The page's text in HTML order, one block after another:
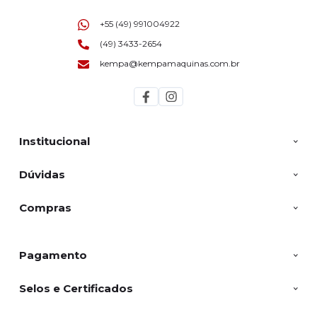
Institucional
Dúvidas
Compras
+55 (49) 991004922
(49) 3433-2654
kempa@kempamaquinas.com.br
Pagamento
Selos e Certificados